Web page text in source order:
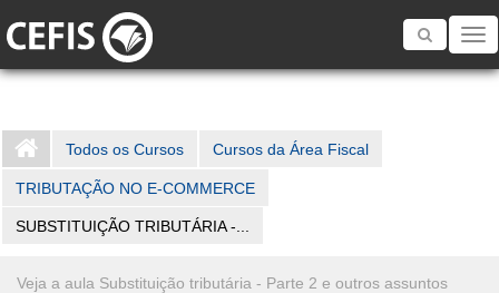
Toggle
Todos os Cursos Cursos da Área Fiscal
TRIBUTAÇÃO NO E-COMMERCE
SUBSTITUIÇÃO TRIBUTÁRIA -...
Veja a aula Substituição tributária - Parte 2 e outros assuntos